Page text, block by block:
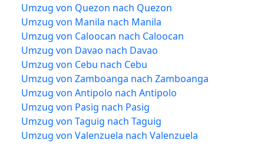
Umzug von Quezon nach Quezon
Umzug von Manila nach Manila
Umzug von Caloocan nach Caloocan
Umzug von Davao nach Davao
Umzug von Cebu nach Cebu
Umzug von Zamboanga nach Zamboanga
Umzug von Antipolo nach Antipolo
Umzug von Pasig nach Pasig
Umzug von Taguig nach Taguig
Umzug von Valenzuela nach Valenzuela